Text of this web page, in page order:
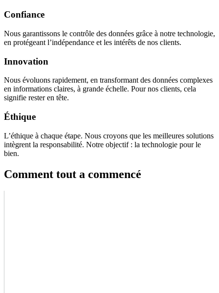
Confiance
Nous garantissons le contrôle des données grâce à notre technologie,
en protégeant l’indépendance et les intérêts de nos clients.
Innovation
Nous évoluons rapidement, en transformant des données complexes
en informations claires, à grande échelle. Pour nos clients, cela
signifie rester en tête.
Éthique
L’éthique à chaque étape. Nous croyons que les meilleures solutions
intègrent la responsabilité. Notre objectif : la technologie pour le
bien.
Comment tout a commencé